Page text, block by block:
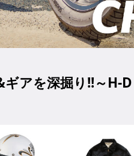
アを深掘り!!～H-D